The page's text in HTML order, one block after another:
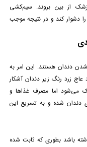
از بین بروند. سیم‌کشی
دشوار کند و در نتیجه موجب
دندان هستند. این امر به
زرد رنگ زیر دندان آشکار
می‌شود اما مصرف غذاها و
دندان شده و به تسریع این
باشد بطوری که ثابت شده